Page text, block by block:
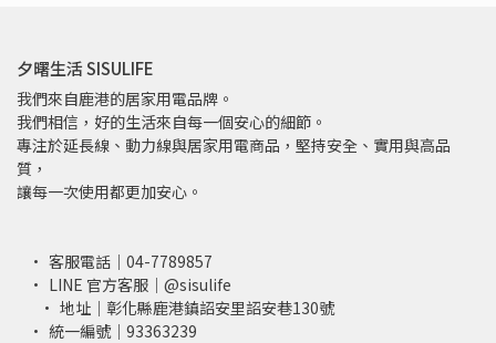
夕曙生活 SISULIFE
我們來自鹿港的居家用電品牌。
我們相信，好的生活來自每一個安心的細節。
專注於延長線、動力線與居家用電商品，堅持安全、實用與高品
質，
讓每一次使用都更加安心。
客服電話｜04-7789857
LINE 官方客服｜@sisulife
地址｜彰化縣鹿港鎮詔安里詔安巷130號
統一編號｜93363239